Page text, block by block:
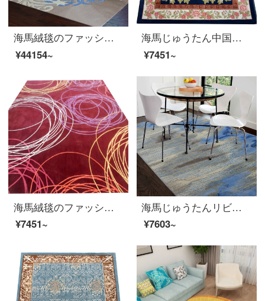
海馬絨毯のファッションは簡単です。ニュージーランドウール手製絨毯客間茶何ソファー寝室書斎オーダーメイド絨毯S 722カスタム前売2.2 M*3.3 M
¥44154~
海馬じゅうたん中国風手作りのカット花ニュージーランドウール手製の客間じゅうたんHM-1080カスタム(平方メートルごとに)サイズが違います。カスタマーサービスに連絡してください。
¥7451~
海馬絨毯のファッションは簡単です。ニュージーランドウール手製絨毯客間茶何ソファー寝室書斎オーダーメイド絨毯HM-1085オーダーメイド（平方メートルごと）のサイズが違います。カスタマーサービスに連絡してください。
¥7451~
海馬じゅうたんリビングルーム書斎じゅうたん現代シンプルスタイルR 9440 R 9440 M*3 M
¥7603~